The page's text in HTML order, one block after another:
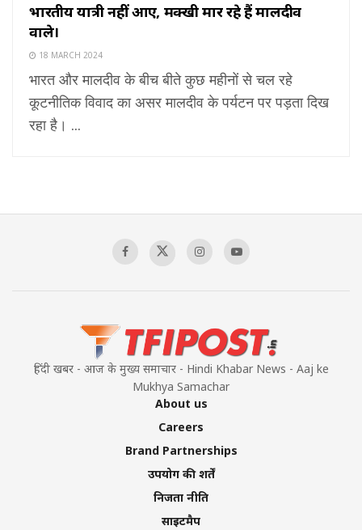
भारतीय यात्री नहीं आए, मक्खी मार रहे हैं मालदीव
वाले।
18 MARCH 2024
भारत और मालदीव के बीच बीते कुछ महीनों से चल रहे
कूटनीतिक विवाद का असर मालदीव के पर्यटन पर पड़ता दिख
रहा है। ...
हिंदी खबर - आज के मुख्य समाचार - Hindi Khabar News - Aaj ke
Mukhya Samachar
About us
Careers
Brand Partnerships
उपयोग की शर्तें
निजता नीति
साइटमैप